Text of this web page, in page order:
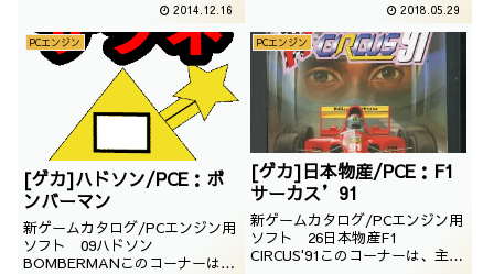
コーナーは、主にコンシューマー
ゲームのソフトを紹介していきま
す。今回はヒューマンのフォーメ
ーションサッカー ヒューマンカ
ップ90です。PCエンジンでは比
較的メジャーなサッカ...
2014.12.16
PUZNICです。PCエンジンのHu
カード用ソフトです。PCエンジ
ンはパズルゲームも豊富です。さ
てさて、どんなタイトルでしょう
か。・＜PCエ...
2018.05.29
PCエンジン
[ゲカ]ハドソン/PCE：ボ
ンバーマン
新ゲームカタログ/PCエンジン用
ソフト 09ハドソン
BOMBERMANこのコーナーは、
PCエンジン
[ゲカ]日本物産/PCE：F1
サーカス’91
新ゲームカタログ/PCエンジン用
ソフト 26日本物産F1
CIRCUS'91このコーナーは、主に